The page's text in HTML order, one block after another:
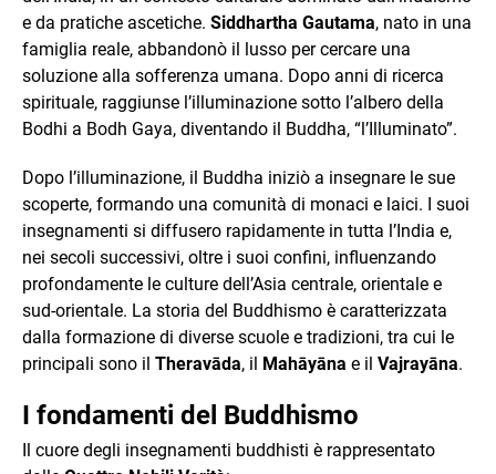
e da pratiche ascetiche. Siddhartha Gautama, nato in una
famiglia reale, abbandonò il lusso per cercare una
soluzione alla sofferenza umana. Dopo anni di ricerca
spirituale, raggiunse l’illuminazione sotto l’albero della
Bodhi a Bodh Gaya, diventando il Buddha, “l’Illuminato”.
Dopo l’illuminazione, il Buddha iniziò a insegnare le sue
scoperte, formando una comunità di monaci e laici. I suoi
insegnamenti si diffusero rapidamente in tutta l’India e,
nei secoli successivi, oltre i suoi confini, influenzando
profondamente le culture dell’Asia centrale, orientale e
sud-orientale. La storia del Buddhismo è caratterizzata
dalla formazione di diverse scuole e tradizioni, tra cui le
principali sono il Theravāda, il Mahāyāna e il Vajrayāna.
I fondamenti del Buddhismo
Il cuore degli insegnamenti buddhisti è rappresentato